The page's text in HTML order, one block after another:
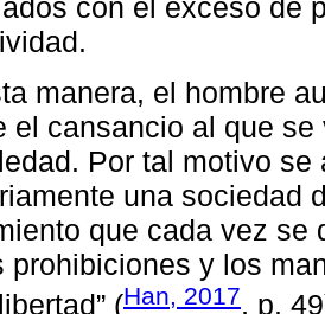
con el exceso de
manera, el hombre
el cansancio al que
Por tal motivo se
una sociedad
que cada vez se
prohibiciones y los
(Han, 2017, p.